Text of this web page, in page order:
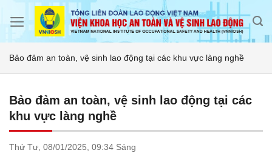
Bảo đảm an toàn, vệ sinh lao động tại các khu vực làng nghề
Bảo đảm an toàn, vệ sinh lao động tại các
khu vực làng nghề
Thứ Tư, 08/01/2025, 09:34 Sáng